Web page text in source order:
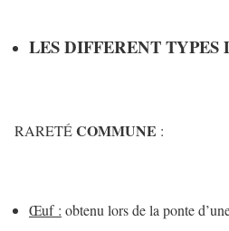
LES DIFFERENT TYPES
RARETÉCOMMUNE :
Œuf : obtenu lors de la ponte